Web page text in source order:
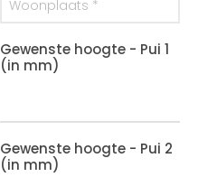
Gewenste hoogte - Pui 1
(in mm)
Gewenste hoogte - Pui 2
(in mm)